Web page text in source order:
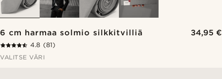
6 cm harmaa solmio silkkitvilliä 34,95 €
4.8 (81)
VALITSE VÄRI